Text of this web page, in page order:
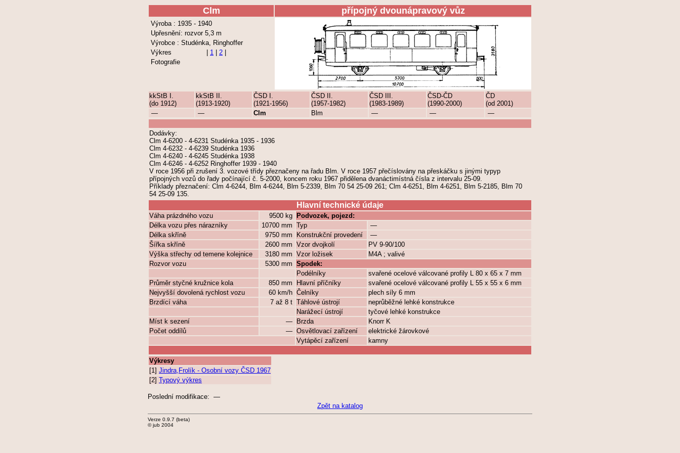
Clm přípojný dvounápravový vůz
Výroba : 1935 - 1940
Upřesnění: rozvor 5,3 m
Výrobce : Studénka, Ringhoffer
Výkres
1 2
Fotografie
kkStB I.
(do 1912)
kkStB II.
(1913-1920)
ČSD I.
(1921-1956)
ČSD II.
(1957-1982)
ČSD III.
(1983-1989)
ČSD-ČD
(1990-2000)
ČD
(od 2001)
—
— Clm Blm — — —
Dodávky:
Clm 4-6200 - 4-6231 Studénka 1935 - 1936
Clm 4-6232 - 4-6239 Studénka 1936
Clm 4-6240 - 4-6245 Studénka 1938
Clm 4-6246 - 4-6252 Ringhoffer 1939 - 1940
V roce 1956 při zrušení 3. vozové třídy přeznačeny na řadu Blm. V roce 1957 přečíslovány na přeskáčku s jinými typyp
přípojných vozů do řady počínající č. 5-2000, koncem roku 1967 přidělena dvanáctimístná čísla z intervalu 25-09.
Příklady přeznačení: Clm 4-6244, Blm 4-6244, Blm 5-2339, Blm 70 54 25-09 261; Clm 4-6251, Blm 4-6251, Blm 5-2185, Blm 70
54 25-09 135.
Hlavní technické údaje
Váha prázdného vozu 9500 kg
Podvozek, pojezd:
Délka vozu přes nárazníky
10700 mm Typ
—
Délka skříně
9750 mm Konstrukční provedení
—
Šířka skříně
2600 mm Vzor dvojkolí
PV 9-90/100
Výška střechy od temene kolejnice
3180 mm Vzor ložisek
M4A ; valivé
Rozvor vozu
5300 mm Spodek:
Podélníky
svařené ocelové válcované profily L 80 x 65 x 7 mm
Průměr styčné kružnice kola
850 mm Hlavní příčníky
svařené ocelové válcované profily L 55 x 55 x 6 mm
Nejvyšší dovolená rychlost vozu
60 km/h Čelníky
plech síly 6 mm
Brzdící váha
7 až 8 t Táhlové ústrojí
neprůběžné lehké konstrukce
Narážecí ústrojí
tyčové lehké konstrukce
Míst k sezení
— Brzda
Knorr K
Počet oddílů
— Osvětlovací zařízení
elektrické žárovkové
Vytápěcí zařízení
kamny
Výkresy
[1] Jindra,Frolík - Osobní vozy ČSD 1967
[2] Typový výkres
Poslední modifikace: —
Zpět na katalog
Verze 0.9.7 (beta)
© jub 2004